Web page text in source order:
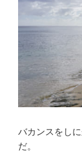
バカンスをし
だ。